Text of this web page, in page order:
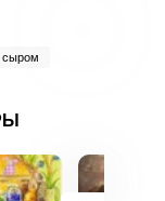
сыром